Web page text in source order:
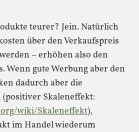
teurer? Jein. Natürlich
über den Verkaufspreis
– erhöhen also den
Wenn gute Werbung aber den
dadurch aber die
Skaleneffekt:
wiki/Skaleneffekt),
im Handel wiederum